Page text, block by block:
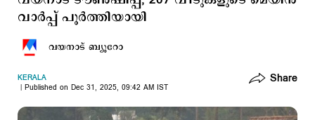
വാർപ്പ് പൂർത്തിയായി
വയനാട് ബ്യൂറോ
KERALA
Published on Dec 31, 2025, 09:42 AM IST
Share